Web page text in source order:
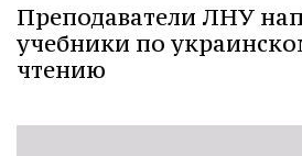
Преподаватели ЛНУ
учебники по
чтению